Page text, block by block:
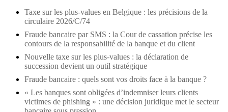
Taxe sur les plus-values en Belgique : les précisions de la
circulaire 2026/C/74
Fraude bancaire par SMS : la Cour de cassation précise les
contours de la responsabilité de la banque et du client
Nouvelle taxe sur les plus-values : la déclaration de
succession devient un outil stratégique
Fraude bancaire : quels sont vos droits face à la banque ?
« Les banques sont obligées d’indemniser leurs clients
victimes de phishing » : une décision juridique met le secteur